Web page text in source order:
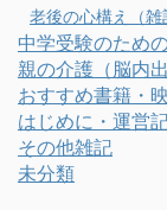
老後の心構え（雑
中学受験のため
親の介護（脳内
おすすめ書籍・
はじめに・運営
その他雑記
未分類